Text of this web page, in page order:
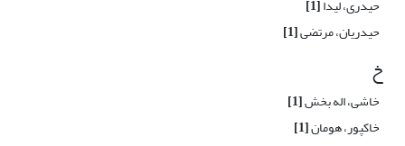
حیدری، لیدا[1]
حیدریان، مرتضی[1]
خ
خاشی، اله بخش[1]
خاکپور، هومان[1]